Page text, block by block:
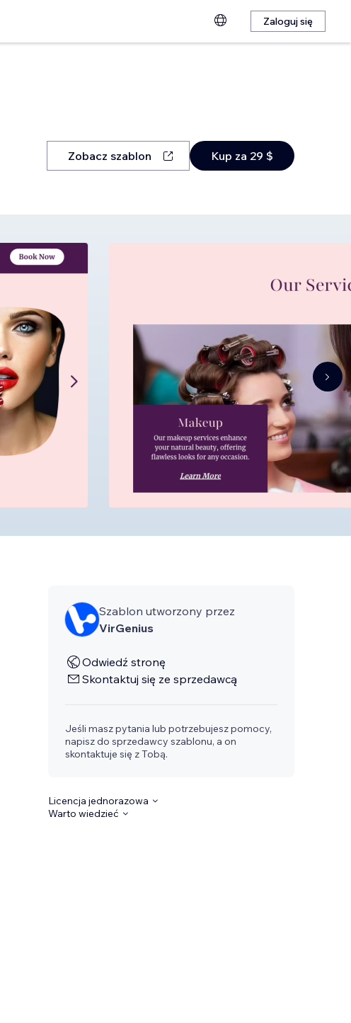
Zaloguj się
Zobacz szablon Kup za 29 $
Szablon utworzony przez
VirGenius
Odwiedź stronę
Skontaktuj się ze sprzedawcą
Jeśli masz pytania lub potrzebujesz pomocy,
napisz do sprzedawcy szablonu, a on
skontaktuje się z Tobą.
Licencja jednorazowa
Warto wiedzieć